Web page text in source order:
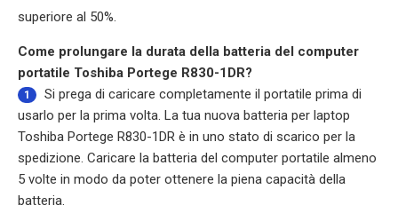
superiore al 50%.
Come prolungare la durata della batteria del computer
portatile Toshiba Portege R830-1DR?
1
Si prega di caricare completamente il portatile prima di
usarlo per la prima volta. La tua nuova batteria per laptop
Toshiba Portege R830-1DR è in uno stato di scarico per la
spedizione. Caricare la batteria del computer portatile almeno
5 volte in modo da poter ottenere la piena capacità della
batteria.